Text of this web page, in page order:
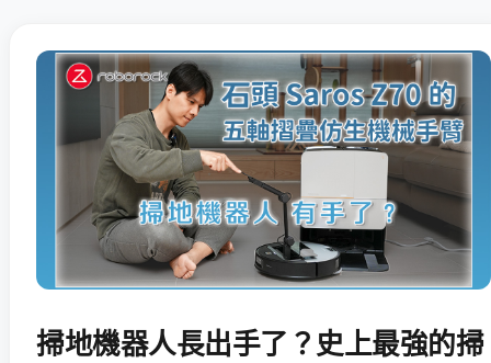
掃地機器人長出手了？史上最強的掃